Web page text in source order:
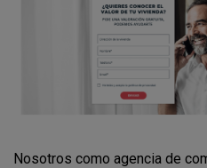
Nosotros como agencia de